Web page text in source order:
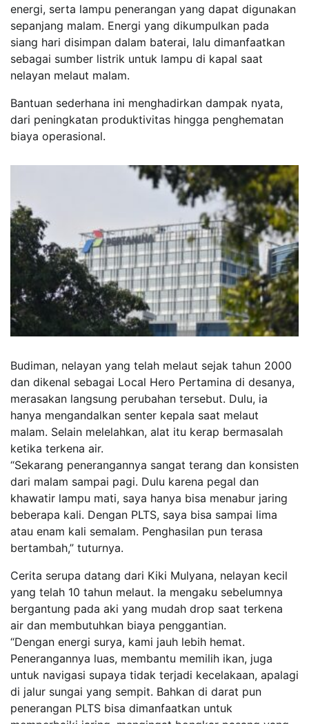
energi, serta lampu penerangan yang dapat digunakan
sepanjang malam. Energi yang dikumpulkan pada
siang hari disimpan dalam baterai, lalu dimanfaatkan
sebagai sumber listrik untuk lampu di kapal saat
nelayan melaut malam.
Bantuan sederhana ini menghadirkan dampak nyata,
dari peningkatan produktivitas hingga penghematan
biaya operasional.
Budiman, nelayan yang telah melaut sejak tahun 2000
dan dikenal sebagai Local Hero Pertamina di desanya,
merasakan langsung perubahan tersebut. Dulu, ia
hanya mengandalkan senter kepala saat melaut
malam. Selain melelahkan, alat itu kerap bermasalah
ketika terkena air.
“Sekarang penerangannya sangat terang dan konsisten
dari malam sampai pagi. Dulu karena pegal dan
khawatir lampu mati, saya hanya bisa menabur jaring
beberapa kali. Dengan PLTS, saya bisa sampai lima
atau enam kali semalam. Penghasilan pun terasa
bertambah,” tuturnya.
Cerita serupa datang dari Kiki Mulyana, nelayan kecil
yang telah 10 tahun melaut. Ia mengaku sebelumnya
bergantung pada aki yang mudah drop saat terkena
air dan membutuhkan biaya penggantian.
“Dengan energi surya, kami jauh lebih hemat.
Penerangannya luas, membantu memilih ikan, juga
untuk navigasi supaya tidak terjadi kecelakaan, apalagi
di jalur sungai yang sempit. Bahkan di darat pun
penerangan PLTS bisa dimanfaatkan untuk